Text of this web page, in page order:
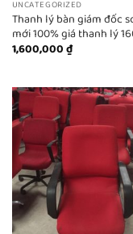
UNCATEGORIZED
Thanh lý bàn giám đốc
mới 100% giá thanh lý
1,600,000₫